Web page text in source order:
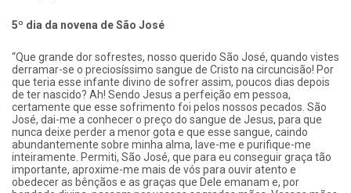
5º dia da novena de São José
“Que grande dor sofrestes, nosso querido São José, quando vistes
derramar-se o preciosíssimo sangue de Cristo na circuncisão! Por
que teria esse infante divino de sofrer assim, poucos dias depois
de ter nascido? Ah! Sendo Jesus a perfeição em pessoa,
certamente que esse sofrimento foi pelos nossos pecados. São
José, dai-me a conhecer o preço do sangue de Jesus, para que
nunca deixe perder a menor gota e que esse sangue, caindo
abundantemente sobre minha alma, lave-me e purifique-me
inteiramente. Permiti, São José, que para eu conseguir graça tão
importante, aproxime-me mais de vós para ouvir atento e
obedecer as bênçãos e as graças que Dele emanam e, por